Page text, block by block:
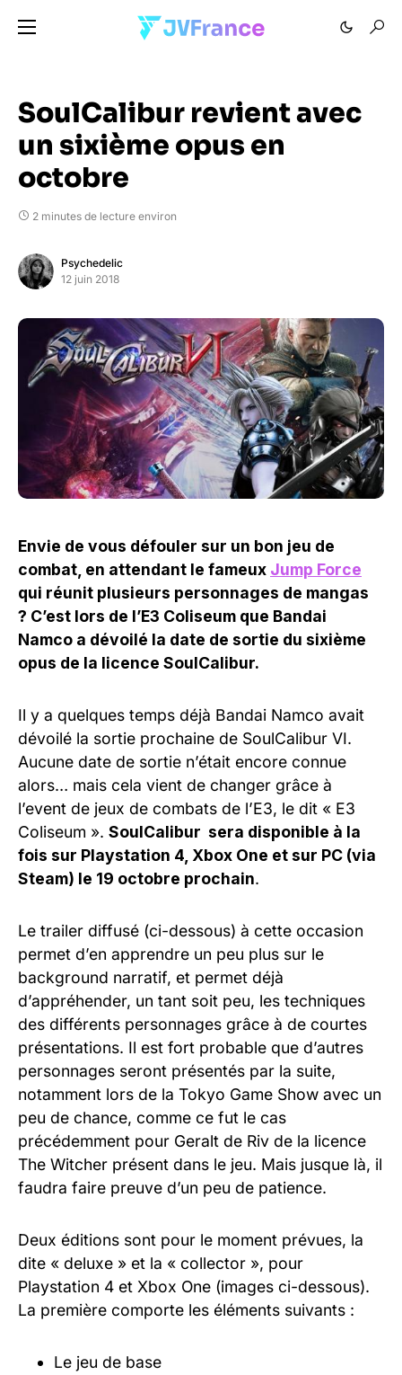
SoulCalibur revient avec
un sixième opus en
octobre
2 minutes de lecture environ
Psychedelic
12 juin 2018
Envie de vous défouler sur un bon jeu de
combat, en attendant le fameux Jump Force
qui réunit plusieurs personnages de mangas
? C’est lors de l’E3 Coliseum que Bandai
Namco a dévoilé la date de sortie du sixième
opus de la licence SoulCalibur.
Il y a quelques temps déjà Bandai Namco avait
dévoilé la sortie prochaine de SoulCalibur VI.
Aucune date de sortie n’était encore connue
alors… mais cela vient de changer grâce à
l’event de jeux de combats de l’E3, le dit « E3
Coliseum ». SoulCalibur sera disponible à la
fois sur Playstation 4, Xbox One et sur PC (via
Steam) le 19 octobre prochain.
Le trailer diffusé (ci-dessous) à cette occasion
permet d’en apprendre un peu plus sur le
background narratif, et permet déjà
d’appréhender, un tant soit peu, les techniques
des différents personnages grâce à de courtes
présentations. Il est fort probable que d’autres
personnages seront présentés par la suite,
notamment lors de la Tokyo Game Show avec un
peu de chance, comme ce fut le cas
précédemment pour Geralt de Riv de la licence
The Witcher présent dans le jeu. Mais jusque là, il
faudra faire preuve d’un peu de patience.
Deux éditions sont pour le moment prévues, la
dite « deluxe » et la « collector », pour
Playstation 4 et Xbox One (images ci-dessous).
La première comporte les éléments suivants :
Le jeu de base